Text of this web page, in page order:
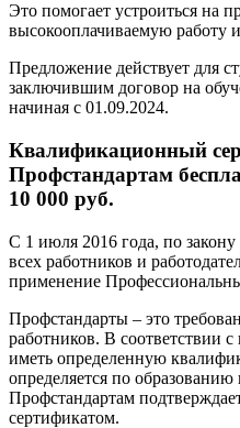
Это помогает устроиться на
высокооплачиваемую работу
Предложение действует для
заключившим договор на
начиная с 01.09.2024.
Квалификационный
Профстандартам
10 000 руб.
С 1 июля 2016 года, по
всех работников и
применение
Профстандарты – это
работников. В соответствии
иметь определенную
определяется по
Профстандартам
сертификатом.